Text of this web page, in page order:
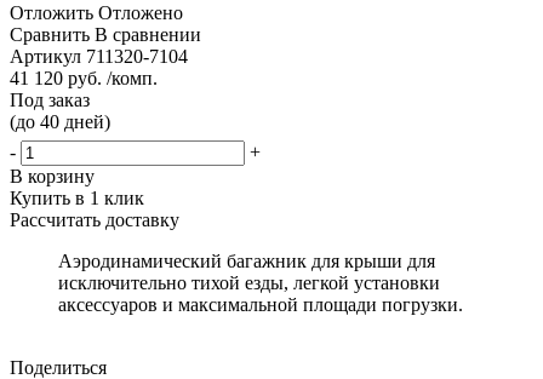
Отложить Отложено
Сравнить В сравнении
Артикул 711320-7104
41 120 руб. /комп.
Под заказ
(до 40 дней)
-
+
В корзину
Купить в 1 клик
Рассчитать доставку
Аэродинамический багажник для крыши для
исключительно тихой езды, легкой установки
аксессуаров и максимальной площади погрузки.
Поделиться